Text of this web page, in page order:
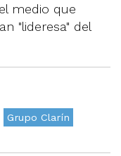
medio que
"lideresa" del
Grupo Clarín